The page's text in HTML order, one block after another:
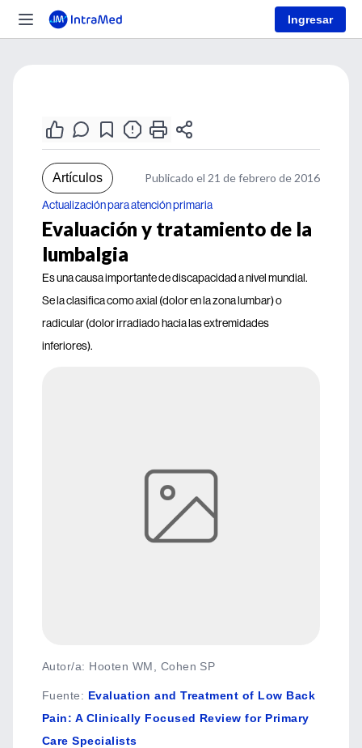
Ingresar
Artículos Publicado el 21 de febrero de 2016
Actualización para atención primaria
Evaluación y tratamiento de la
lumbalgia
Es una causa importante de discapacidad a nivel mundial.
Se la clasifica como axial (dolor en la zona lumbar) o
radicular (dolor irradiado hacia las extremidades
inferiores).
Autor/a: Hooten WM, Cohen SP
Fuente: Evaluation and Treatment of Low Back
Pain: A Clinically Focused Review for Primary
Care Specialists